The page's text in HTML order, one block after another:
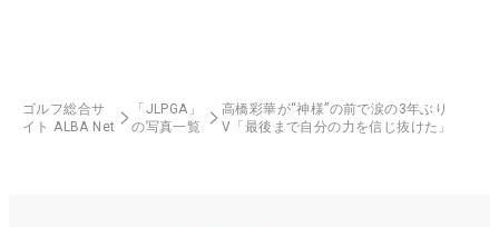
ゴルフ総合サ
イト ALBA Net
「JLPGA」
の写真一覧
高橋彩華が“神様”の前で涙の3年ぶり
V「最後まで自分の力を信じ抜けた」